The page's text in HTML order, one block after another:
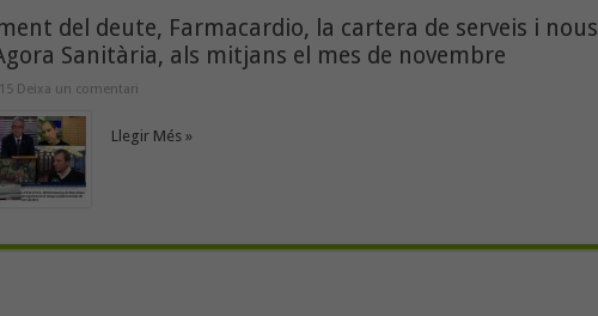
del deute, Farmacardio, la cartera de serveis i nous
Sanitària, als mitjans el mes de novembre
Deixa un comentari
Llegir Més »